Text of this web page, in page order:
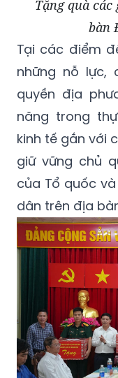
Tặng quà
bàn
Tại các điểm
những nỗ lực,
quyền địa
năng trong
kinh tế gắn với
giữ vững chủ
của Tổ quốc
dân trên địa